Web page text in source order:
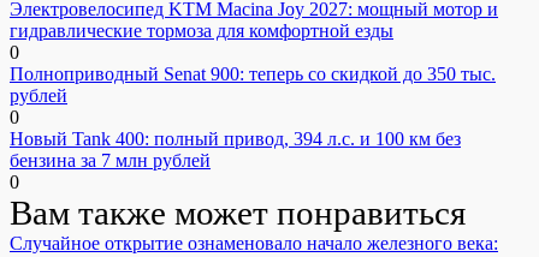
Электровелосипед KTM Macina Joy 2027: мощный мотор и
гидравлические тормоза для комфортной езды
0
Полноприводный Senat 900: теперь со скидкой до 350 тыс.
рублей
0
Новый Tank 400: полный привод, 394 л.с. и 100 км без
бензина за 7 млн рублей
0
Вам также может понравиться
Случайное открытие ознаменовало начало железного века: